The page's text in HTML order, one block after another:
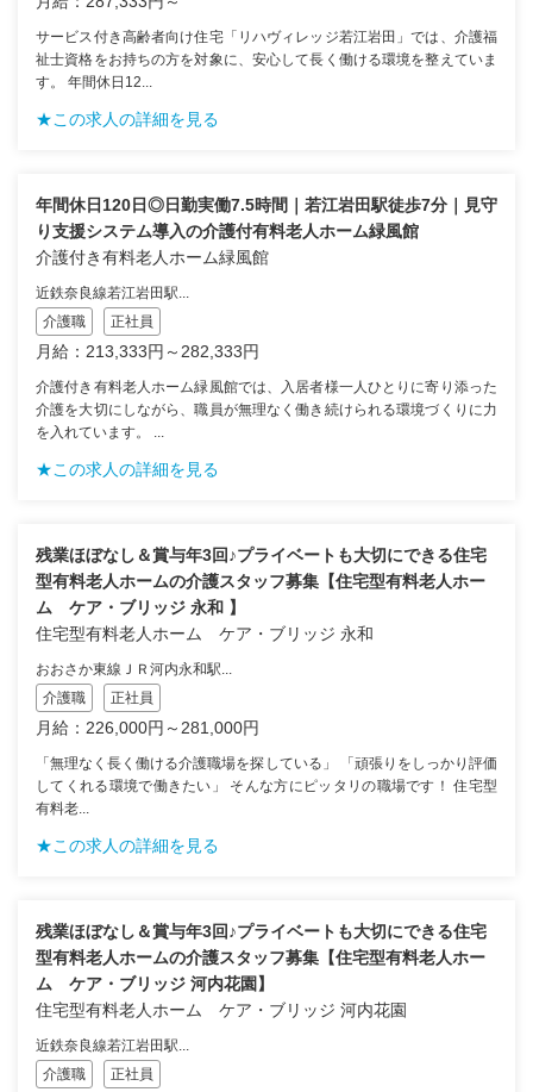
サービス付き高齢者向け住宅「リハヴィレッジ若江岩田」では、介護福
祉士資格をお持ちの方を対象に、安心して長く働ける環境を整えていま
す。 年間休日12...
★この求人の詳細を見る
年間休日120日◎日勤実働7.5時間｜若江岩田駅徒歩7分｜見守
り支援システム導入の介護付有料老人ホーム緑風館
介護付き有料老人ホーム緑風館
近鉄奈良線若江岩田駅...
介護職
正社員
月給：213,333円～282,333円
介護付き有料老人ホーム緑風館では、入居者様一人ひとりに寄り添った
介護を大切にしながら、職員が無理なく働き続けられる環境づくりに力
を入れています。 ...
★この求人の詳細を見る
残業ほぼなし＆賞与年3回♪プライベートも大切にできる住宅
型有料老人ホームの介護スタッフ募集【住宅型有料老人ホー
ム ケア・ブリッジ 永和 】
住宅型有料老人ホーム ケア・ブリッジ 永和
おおさか東線ＪＲ河内永和駅...
介護職
正社員
月給：226,000円～281,000円
「無理なく長く働ける介護職場を探している」 「頑張りをしっかり評価
してくれる環境で働きたい」 そんな方にピッタリの職場です！ 住宅型
有料老...
★この求人の詳細を見る
残業ほぼなし＆賞与年3回♪プライベートも大切にできる住宅
型有料老人ホームの介護スタッフ募集【住宅型有料老人ホー
ム ケア・ブリッジ 河内花園】
住宅型有料老人ホーム ケア・ブリッジ 河内花園
近鉄奈良線若江岩田駅...
介護職
正社員